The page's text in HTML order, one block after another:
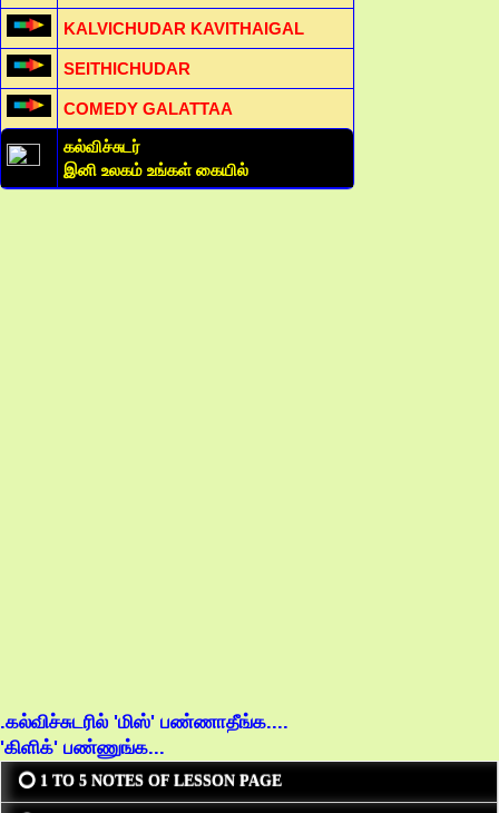
KALVICHUDAR KAVITHAIGAL
SEITHICHUDAR
COMEDY GALATTAA
கல்விச்சுடர்
இனி உலகம் உங்கள் கையில்
.கல்விச்சுடரில் 'மிஸ்' பண்ணாதீங்க....
'கிளிக்' பண்ணுங்க...
⭕ 1 TO 5 NOTES OF LESSON PAGE